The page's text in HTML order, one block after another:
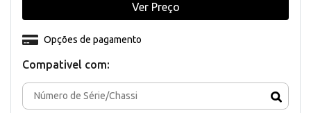
Compativel com:
Opções de pagamento
Ver Preço